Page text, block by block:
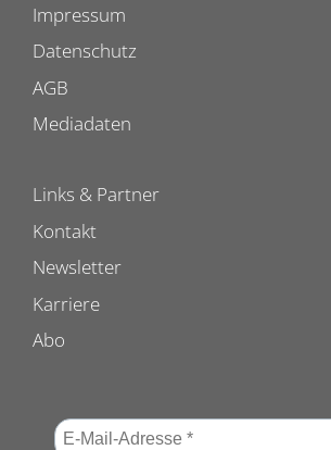
Impressum
Datenschutz
AGB
Mediadaten
Links & Partner
Kontakt
Newsletter
Karriere
Abo